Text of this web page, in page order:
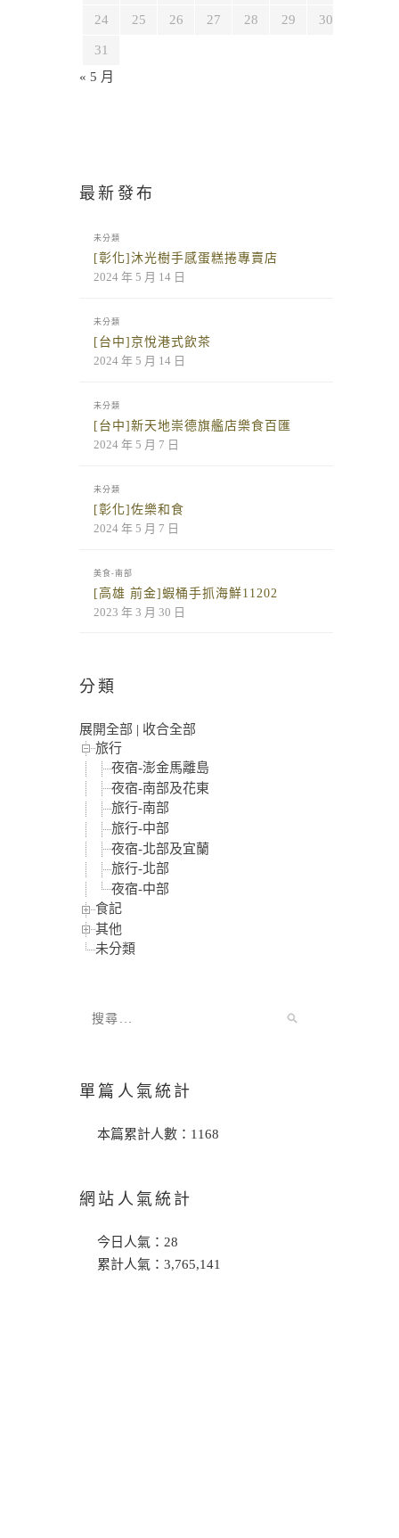
24 25 26 27 28 29 30
31
« 5 月
最新發布
未分類
[彰化]沐光樹手感蛋糕捲專賣店
2024 年 5 月 14 日
未分類
[台中]京悅港式飲茶
2024 年 5 月 14 日
未分類
[台中]新天地崇德旗艦店樂食百匯
2024 年 5 月 7 日
未分類
[彰化]佐樂和食
2024 年 5 月 7 日
美食-南部
[高雄 前金]蝦桶手抓海鮮11202
2023 年 3 月 30 日
分類
展開全部 | 收合全部
旅行
夜宿-澎金馬離島
夜宿-南部及花東
旅行-南部
旅行-中部
夜宿-北部及宜蘭
旅行-北部
夜宿-中部
食記
其他
未分類
單篇人氣統計
本篇累計人數： 1168
網站人氣統計
今日人氣： 28
累計人氣： 3,765,141